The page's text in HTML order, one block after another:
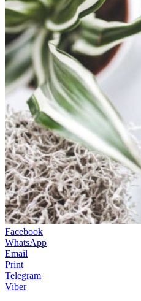
Facebook
WhatsApp
Email
Print
Telegram
Viber